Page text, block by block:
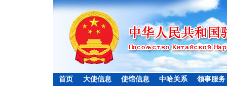
首页 大使信息 使馆信息 中哈关系 领事服务